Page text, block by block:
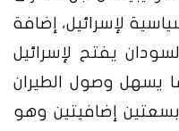
لإسرائيل، إضافة
يفتح لإسرائيل
يسهل وصول الطيران
بسعتين إضافيتين وهو